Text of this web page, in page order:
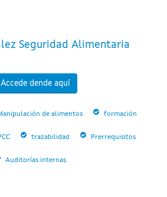
Seguridad Alimentaria
Accede dende aquí
de alimentos formación
trazabilidad Prerrequisitos
Auditorías internas